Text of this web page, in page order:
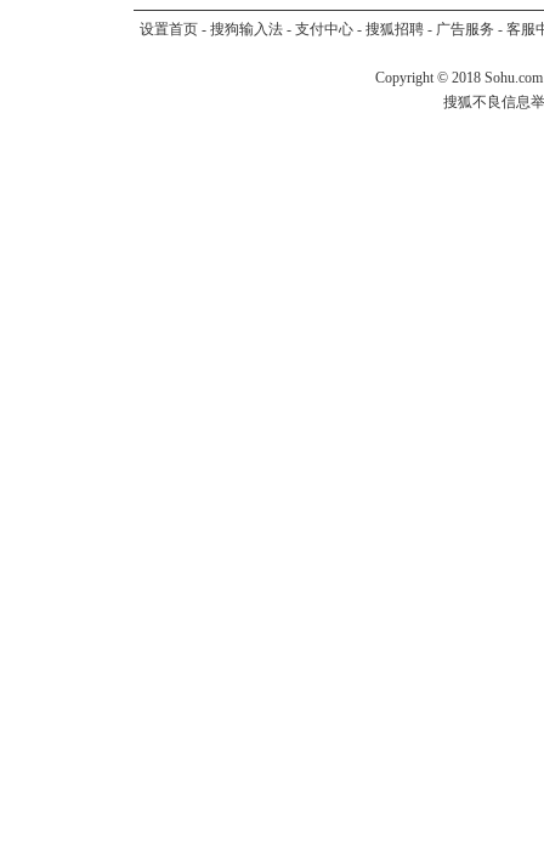
设置首页- 搜狗输入法- 支付中心- 搜狐招聘- 广告服务 - 客服
Copyright © 2018
搜狐不良信息